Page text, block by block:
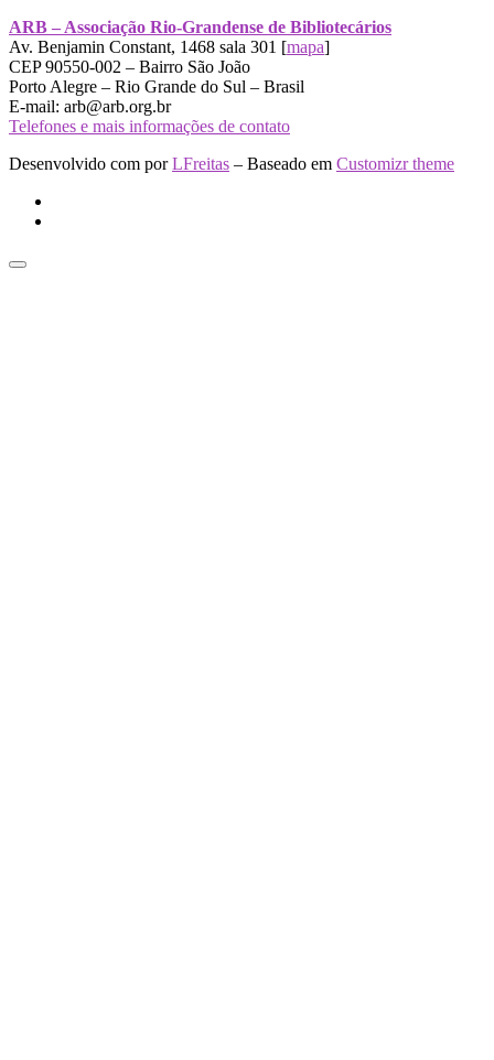
ARB – Associação Rio-Grandense de Bibliotecários
Av. Benjamin Constant, 1468 sala 301 [mapa]
CEP 90550-002 – Bairro São João
Porto Alegre – Rio Grande do Sul – Brasil
E-mail: arb@arb.org.br
Telefones e mais informações de contato
Desenvolvido com porLFreitas – Baseado em Customizr theme